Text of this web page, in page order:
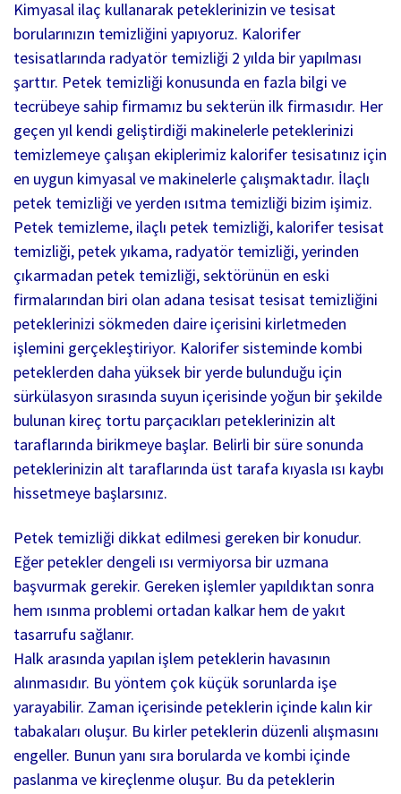
Kimyasal ilaç kullanarak peteklerinizin ve tesisat
borularınızın temizliğini yapıyoruz. Kalorifer
tesisatlarında radyatör temizliği 2 yılda bir yapılması
şarttır. Petek temizliği konusunda en fazla bilgi ve
tecrübeye sahip firmamız bu sekterün ilk firmasıdır. Her
geçen yıl kendi geliştirdiği makinelerle peteklerinizi
temizlemeye çalışan ekiplerimiz kalorifer tesisatınız için
en uygun kimyasal ve makinelerle çalışmaktadır. İlaçlı
petek temizliği ve yerden ısıtma temizliği bizim işimiz.
Petek temizleme, ilaçlı petek temizliği, kalorifer tesisat
temizliği, petek yıkama, radyatör temizliği, yerinden
çıkarmadan petek temizliği, sektörünün en eski
firmalarından biri olan adana tesisat tesisat temizliğini
peteklerinizi sökmeden daire içerisini kirletmeden
işlemini gerçekleştiriyor. Kalorifer sisteminde kombi
peteklerden daha yüksek bir yerde bulunduğu için
sürkülasyon sırasında suyun içerisinde yoğun bir şekilde
bulunan kireç tortu parçacıkları peteklerinizin alt
taraflarında birikmeye başlar. Belirli bir süre sonunda
peteklerinizin alt taraflarında üst tarafa kıyasla ısı kaybı
hissetmeye başlarsınız.
Petek temizliği dikkat edilmesi gereken bir konudur.
Eğer petekler dengeli ısı vermiyorsa bir uzmana
başvurmak gerekir. Gereken işlemler yapıldıktan sonra
hem ısınma problemi ortadan kalkar hem de yakıt
tasarrufu sağlanır.
Halk arasında yapılan işlem peteklerin havasının
alınmasıdır. Bu yöntem çok küçük sorunlarda işe
yarayabilir. Zaman içerisinde peteklerin içinde kalın kir
tabakaları oluşur. Bu kirler peteklerin düzenli alışmasını
engeller. Bunun yanı sıra borularda ve kombi içinde
paslanma ve kireçlenme oluşur. Bu da peteklerin